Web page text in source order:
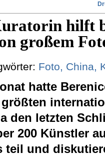
hilft
großem
Foto, China,
hatte
den letzten
200 Künstler
teil und